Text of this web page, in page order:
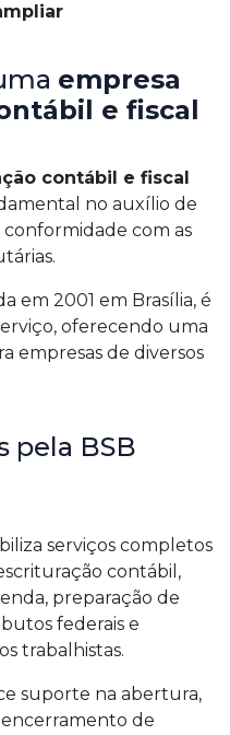
empresa
e fiscal
contábil e fiscal
no auxílio de
com as
em 2001 em Brasília, é
oferecendo uma
empresas de diversos
pela BSB
serviços completos
contábil,
preparação de
federais e
trabalhistas.
suporte na abertura,
de